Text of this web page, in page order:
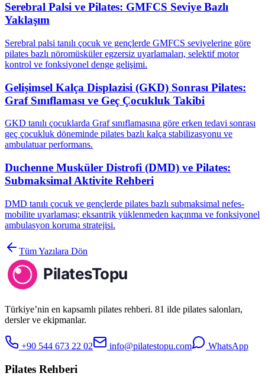
Serebral Palsi ve Pilates: GMFCS Seviye Bazlı
Yaklaşım
Serebral palsi tanılı çocuk ve gençlerde GMFCS seviyelerine göre
pilates bazlı nöromüsküler egzersiz uyarlamaları, selektif motor
kontrol ve fonksiyonel denge gelişimi.
Gelişimsel Kalça Displazisi (GKD) Sonrası Pilates:
Graf Sınıflaması ve Geç Çocukluk Takibi
GKD tanılı çocuklarda Graf sınıflamasına göre erken tedavi sonrası
geç çocukluk döneminde pilates bazlı kalça stabilizasyonu ve
ambulatuar performans.
Duchenne Musküler Distrofi (DMD) ve Pilates:
Submaksimal Aktivite Rehberi
DMD tanılı çocuk ve gençlerde pilates bazlı submaksimal nefes-
mobilite uyarlaması; eksantrik yüklenmeden kaçınma ve fonksiyonel
ambulasyon koruma stratejisi.
Tüm Yazılara Dön
Türkiye’nin en kapsamlı pilates rehberi. 81 ilde pilates salonları,
dersler ve ekipmanlar.
+90 544 673 22 02 info@pilatestopu.com WhatsApp
Pilates Rehberi